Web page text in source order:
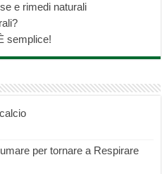
e rimedi naturali
semplice!
per tornare a Respirare